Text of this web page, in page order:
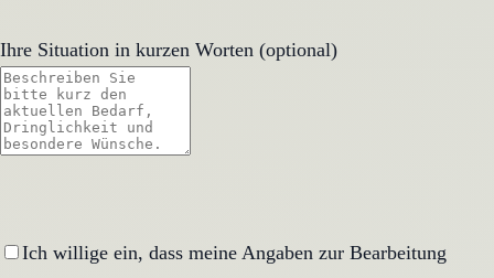
Ihre Situation in kurzen Worten (optional)
Ich willige ein, dass meine Angaben zur Bearbeitung